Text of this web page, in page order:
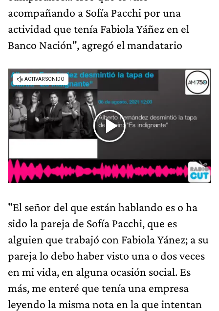
acompañando a Sofía Pacchi por una
actividad que tenía Fabiola Yáñez en el
Banco Nación", agregó el mandatario
"El señor del que están hablando es o ha
sido la pareja de Sofía Pacchi, que es
alguien que trabajó con Fabiola Yánez; a su
pareja lo debo haber visto una o dos veces
en mi vida, en alguna ocasión social. Es
más, me enteré que tenía una empresa
leyendo la misma nota en la que intentan